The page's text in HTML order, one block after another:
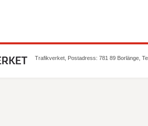
Trafikverket, Postadress: 781 89 Borlänge,